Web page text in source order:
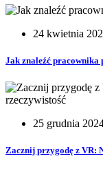
24 kwietnia
Jak znaleźć pracownika
25 grudnia
Zacznij przygodę z VR: